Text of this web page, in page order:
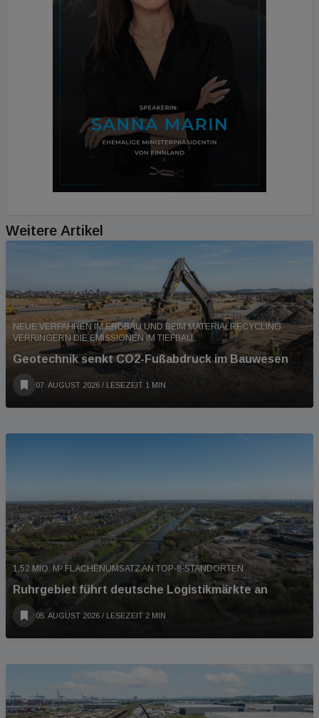
Weitere Artikel
NEUE VERFAHREN IM ERDBAU UND BEIM MATERIALRECYCLING
VERRINGERN DIE EMISSIONEN IM TIEFBAU.
Geotechnik senkt CO2-Fußabdruck im Bauwesen
07. AUGUST 2026 / LESEZEIT 1 MIN
1,52 MIO. M² FLÄCHENUMSATZ AN TOP-8-STANDORTEN
Ruhrgebiet führt deutsche Logistikmärkte an
05. AUGUST 2026 / LESEZEIT 2 MIN